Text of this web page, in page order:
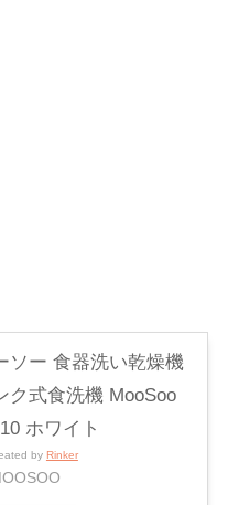
ソー 食器洗い乾燥機
ク式食洗機 MooSoo
ホワイト
by Rinker